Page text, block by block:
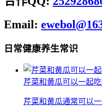
Email:
日常健康养生常识
芹菜和黄瓜可以一起
芹菜和黄瓜通常可以